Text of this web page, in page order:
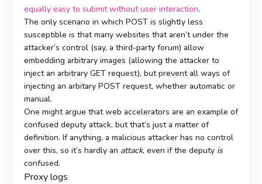
equally easy to submit without user interaction.
The only scenario in which POST is slightly less
susceptible is that many websites that aren’t under the
attacker’s control (say, a third-party forum) allow
embedding arbitrary images (allowing the attacker to
inject an arbitrary GET request), but prevent all ways of
injecting an arbitary POST request, whether automatic or
manual.
One might argue that web accelerators are an example of
confused deputy attack, but that’s just a matter of
definition. If anything, a malicious attacker has no control
over this, so it’s hardly an attack, even if the deputy is
confused.
Proxy logs